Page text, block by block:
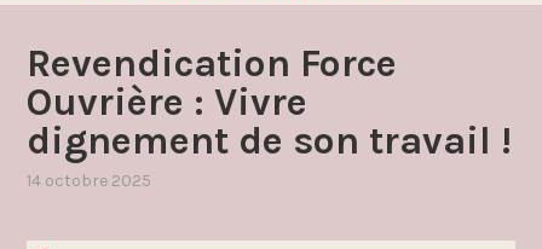
Revendication Force
Ouvrière : Vivre
dignement de son travail !
14 octobre 2025